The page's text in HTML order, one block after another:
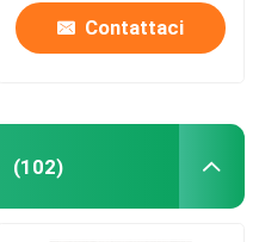
Contattaci
(102)